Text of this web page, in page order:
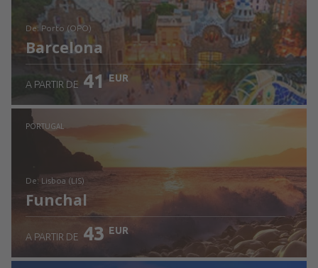
de: Porto (OPO)
Barcelona
Ver detalhes
A PARTIR DE 41 EUR
PORTUGAL
de: Lisboa (LIS)
Funchal
A PARTIR DE 43 EUR